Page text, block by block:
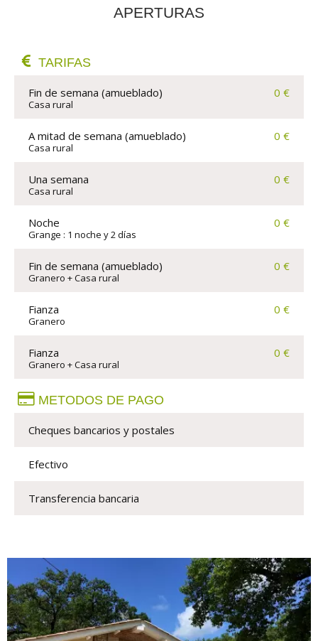
APERTURAS
TARIFAS
Fin de semana (amueblado) 0 €
Casa rural
A mitad de semana (amueblado) 0 €
Casa rural
Una semana 0 €
Casa rural
Noche 0 €
Grange : 1 noche y 2 días
Fin de semana (amueblado) 0 €
Granero + Casa rural
Fianza 0 €
Granero
Fianza 0 €
Granero + Casa rural
METODOS DE PAGO
Cheques bancarios y postales
Efectivo
Transferencia bancaria